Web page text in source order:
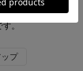
す。コーディネ
す。
プ